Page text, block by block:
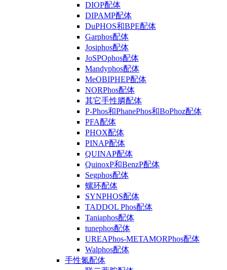
DIOP配体
DIPAMP配体
DuPHOS和BPE配体
Garphos配体
Josiphos配体
JoSPOphos配体
Mandyphos配体
MeOBIPHEP配体
NORPhos配体
其它手性膦配体
P-Phos和PhanePhos和BoPhoz配体
PFA配体
PHOX配体
PINAP配体
QUINAP配体
QuinoxP和BenzP配体
Segphos配体
螺环配体
SYNPHOS配体
TADDOL Phos配体
Taniaphos配体
tunephos配体
UREAPhos-METAMORPhos配体
Walphos配体
手性氮配体